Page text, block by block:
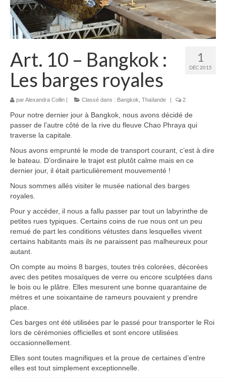
Les articles du Laos
Vietnam
Carte du Vietnam
Vietnam – Infos
Paludisme au Vietnam
Les articles du Vietnam
Cambodge
Carte du Cambodge
Paludisme au Cambodge
Les articles du Cambodge
France
Carte de la France
Notre région, la Normandie
Ville : Paris
Blog
Catégories
1
DÉC 2015
Art. 10 – Bangkok :
Les barges royales
parAlexandra Collin | Classé dans : Bangkok Thaïlande | 2
Pour notre dernier jour à Bangkok, nous avons décidé de
passer de l’autre côté de la rive du fleuve Chao Phraya qui
traverse la capitale.
Nous avons emprunté le mode de transport courant, c’est à dire
le bateau. D’ordinaire le trajet est plutôt calme mais en ce
dernier jour, il était particulièrement mouvementé !
Nous sommes allés visiter le musée national des barges
royales.
Pour y accéder, il nous a fallu passer par tout un labyrinthe de
petites rues typiques. Certains coins de rue nous ont un peu
remué de part les conditions vétustes dans lesquelles vivent
certains habitants mais ils ne paraissent pas malheureux pour
autant.
On compte au moins 8 barges, toutes très colorées, décorées
avec des petites mosaïques de verre ou encore sculptées dans
le bois ou le plâtre. Elles mesurent une bonne quarantaine de
mètres et une soixantaine de rameurs pouvaient y prendre
place.
Ces barges ont été utilisées par le passé pour transporter le Roi
lors de cérémonies officielles et sont encore utilisées
occasionnellement.
Elles sont toutes magnifiques et la proue de certaines d’entre
elles est tout simplement exceptionnelle.